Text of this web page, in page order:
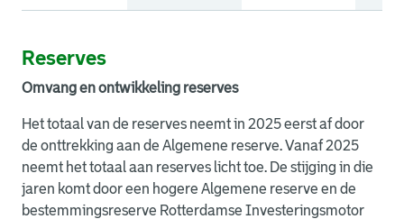
Reserves
Omvang en ontwikkeling reserves
Het totaal van de reserves neemt in 2025 eerst af door
de onttrekking aan de Algemene reserve. Vanaf 2025
neemt het totaal aan reserves licht toe. De stijging in die
jaren komt door een hogere Algemene reserve en de
bestemmingsreserve Rotterdamse Investeringsmotor